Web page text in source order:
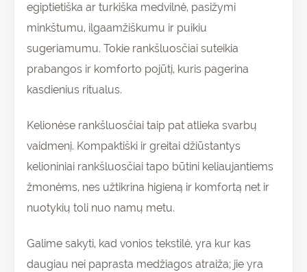
egiptietiška ar turkiška medvilnė, pasižymi
minkštumu, ilgaamžiškumu ir puikiu
sugeriamumu. Tokie rankšluosčiai suteikia
prabangos ir komforto pojūtį, kuris pagerina
kasdienius ritualus.
Kelionėse rankšluosčiai taip pat atlieka svarbų
vaidmenį. Kompaktiški ir greitai džiūstantys
kelioniniai rankšluosčiai tapo būtini keliaujantiems
žmonėms, nes užtikrina higieną ir komfortą net ir
nuotykių toli nuo namų metu.
Galime sakyti, kad vonios tekstilė, yra kur kas
daugiau nei paprasta medžiagos atraiža; jie yra